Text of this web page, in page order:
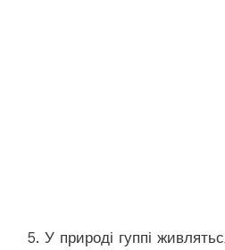
5. У природі гуппі